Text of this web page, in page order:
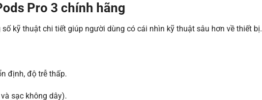
Pro 3 chính hãng
kỹ thuật chi tiết giúp người dùng có cái nhìn kỹ thuật sâu hơn về thiết bị.
định, độ trễ thấp.
sạc không dây).